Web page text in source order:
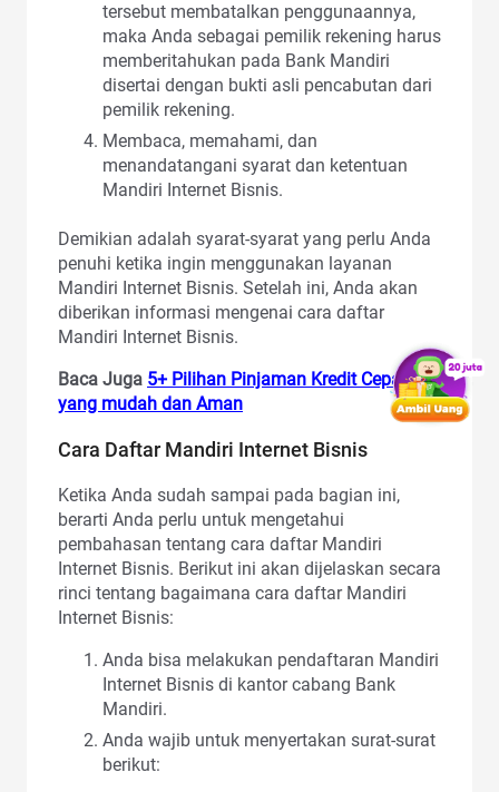
tersebut membatalkan penggunaannya,
maka Anda sebagai pemilik rekening harus
memberitahukan pada Bank Mandiri
disertai dengan bukti asli pencabutan dari
pemilik rekening.
Membaca, memahami, dan
menandatangani syarat dan ketentuan
Mandiri Internet Bisnis.
Demikian adalah syarat-syarat yang perlu Anda
penuhi ketika ingin menggunakan layanan
Mandiri Internet Bisnis. Setelah ini, Anda akan
diberikan informasi mengenai cara daftar
Mandiri Internet Bisnis.
Baca Juga 5+ Pilihan Pinjaman Kredit Cepat
yang mudah dan Aman
Cara Daftar Mandiri Internet Bisnis
Ketika Anda sudah sampai pada bagian ini,
berarti Anda perlu untuk mengetahui
pembahasan tentang cara daftar Mandiri
Internet Bisnis. Berikut ini akan dijelaskan secara
rinci tentang bagaimana cara daftar Mandiri
Internet Bisnis:
Anda bisa melakukan pendaftaran Mandiri
Internet Bisnis di kantor cabang Bank
Mandiri.
Anda wajib untuk menyertakan surat-surat
berikut: